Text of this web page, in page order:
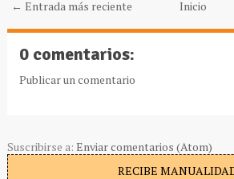
← Entrada más reciente Inicio
0 comentarios:
Publicar un comentario
Suscribirse a: Enviar comentarios (Atom)
RECIBE